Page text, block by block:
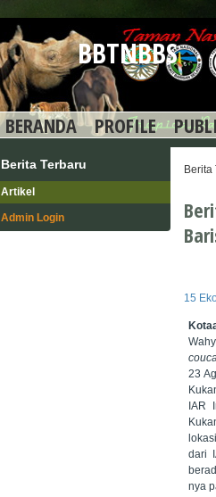
BBTNBBS
BERANDA PROFILE
Berita Terbaru
Artikel
Admin Login
Berita
15
23
IAR
dari
nya